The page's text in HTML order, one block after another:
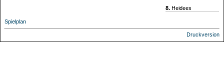
8. Heidees
Spielplan
Druckversion